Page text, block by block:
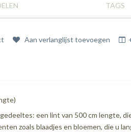
TAGS
Aan verlanglijst toevoegen
een lint van 500 cm lengte,
zoals blaadjes en bloemen, die u